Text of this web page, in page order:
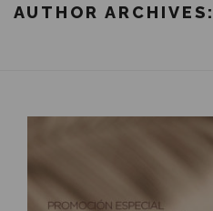
AUTHOR ARCHIVES: